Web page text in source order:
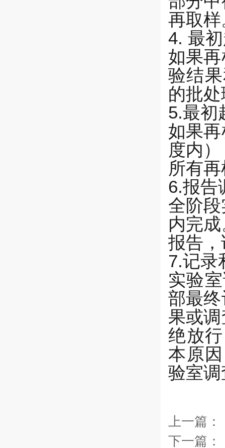
再取样
4. 最
如果
验结
的批
5.最初
如果
度内
所有
6.报告
全阶
内完
报告
7.记录
实验
部最
果或
绝放
本原
验室
上一篇：
下一篇：